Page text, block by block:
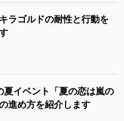
ラゴルドの耐性と行動を
イベント「夏の恋は嵐の
進め方を紹介します